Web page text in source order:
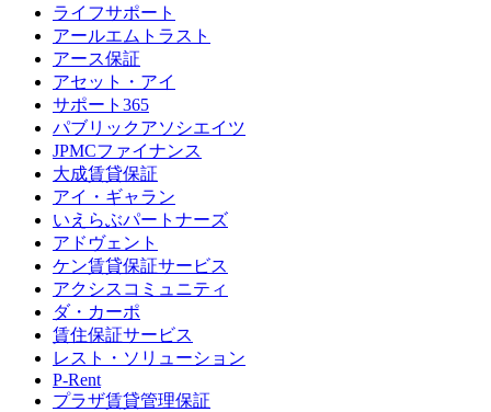
ライフサポート
アールエムトラスト
アース保証
アセット・アイ
サポート365
パブリックアソシエイツ
JPMCファイナンス
大成賃貸保証
アイ・ギャラン
いえらぶパートナーズ
アドヴェント
ケン賃貸保証サービス
アクシスコミュニティ
ダ・カーポ
賃住保証サービス
レスト・ソリューション
P-Rent
プラザ賃貸管理保証